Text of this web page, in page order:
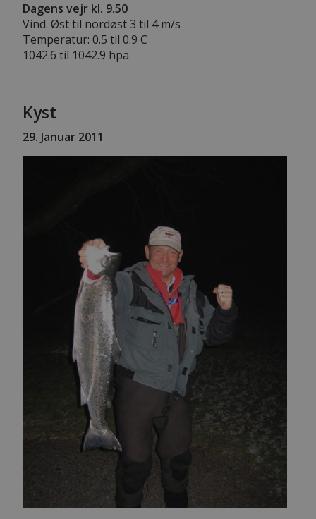
Dagens vejr kl. 9.50
Vind. Øst til nordøst 3 til 4 m/s
Temperatur: 0.5 til 0.9 C
1042.6 til 1042.9 hpa
Kyst
29. Januar 2011